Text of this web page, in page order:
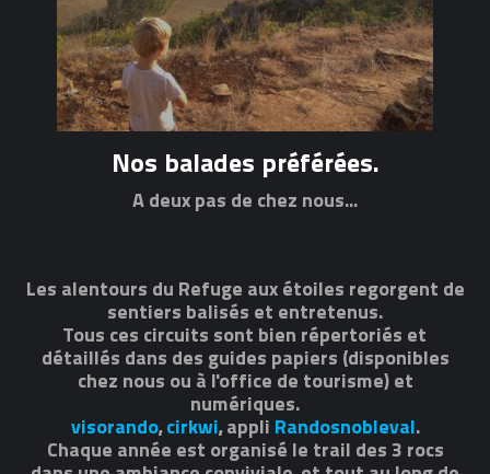
Nos balades préférées.
A deux pas de chez nous...
Les alentours du Refuge aux étoiles regorgent de
sentiers balisés et entretenus.
Tous ces circuits sont bien répertoriés et
détaillés dans des guides papiers (disponibles
chez nous ou à l'office de tourisme) et
numériques.
visorando,cirkwi, appli Randosnobleval.
Chaque année est organisé le trail des 3 rocs